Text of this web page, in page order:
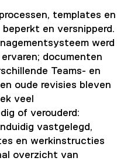
templates en
en versnipperd.
werd
documenten
Teams- en
oude revisies bleven
veel
of verouderd:
vastgelegd,
en werkinstructies
overzicht van